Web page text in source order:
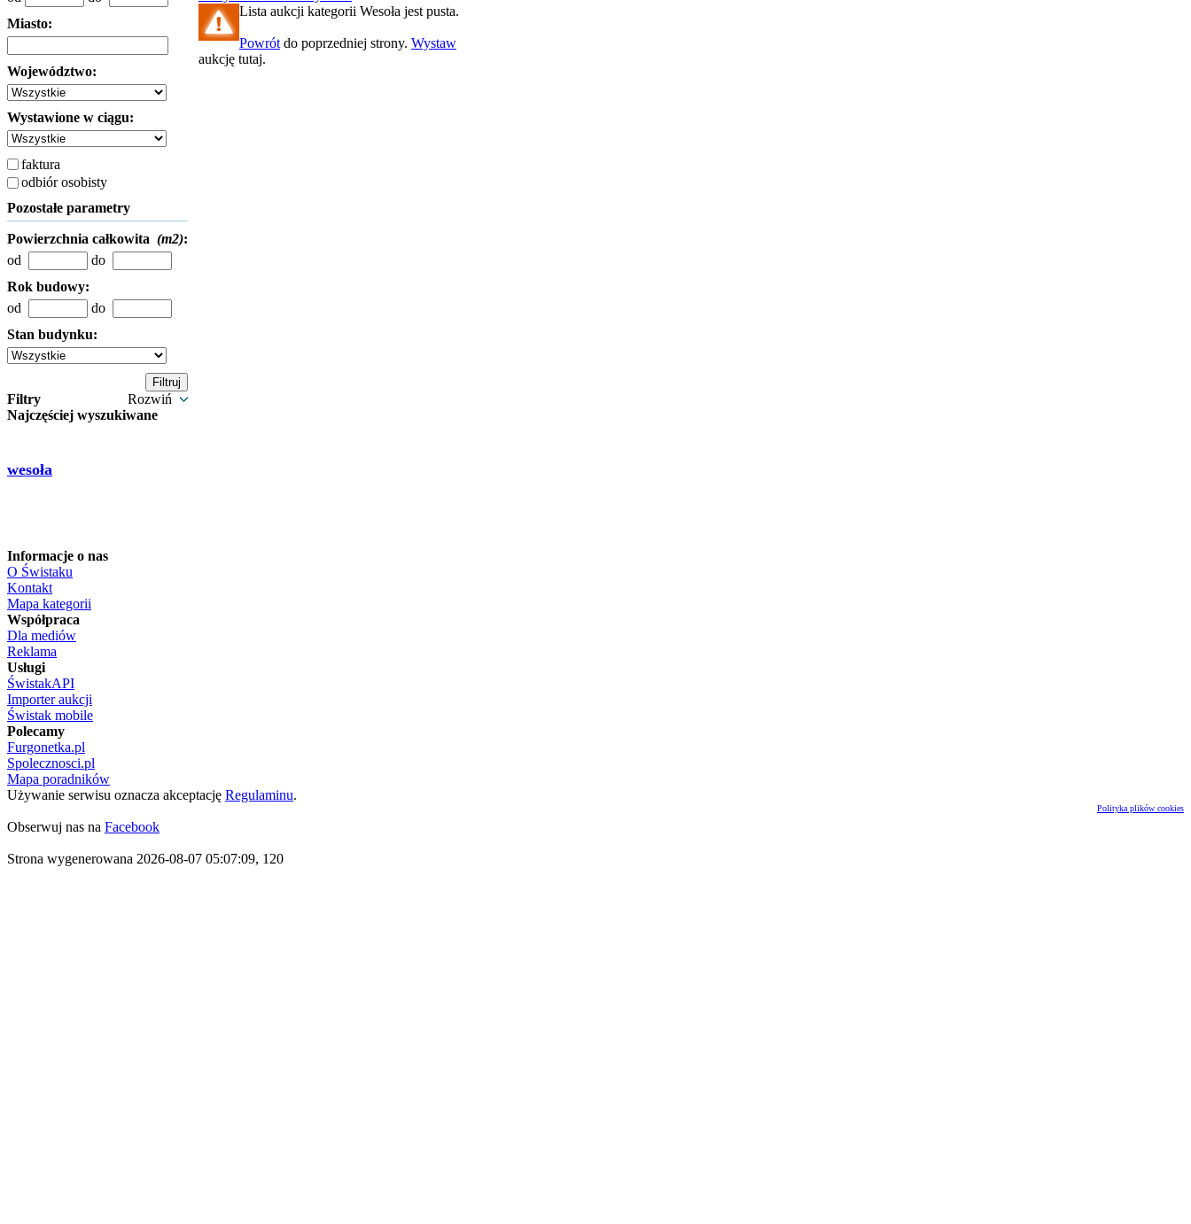
Miasto:
Województwo:
Wystawione w ciągu:
faktura
odbiór osobisty
Pozostałe parametry
Powierzchnia całkowita (m2):
od
do
Rok budowy:
od
do
Stan budynku:
Filtry
Rozwiń
Najczęściej wyszukiwane
wesoła
Lista aukcji kategorii Wesoła jest pusta.
Powrót do poprzedniej strony. Wystaw
aukcję tutaj.
Informacje o nas
O Świstaku
Kontakt
Mapa kategorii
Współpraca
Dla mediów
Reklama
Usługi
ŚwistakAPI
Importer aukcji
Świstak mobile
Polecamy
Furgonetka.pl
Spolecznosci.pl
Mapa poradników
Używanie serwisu oznacza akceptację Regulaminu.
Polityka plików cookies
Obserwuj nas na Facebook
Strona wygenerowana 2026-08-07 05:07:09, 120